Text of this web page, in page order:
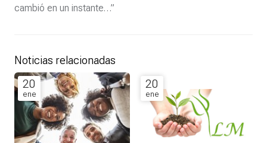
cambió en un instante…”
Noticias relacionadas
20
ene
20
ene